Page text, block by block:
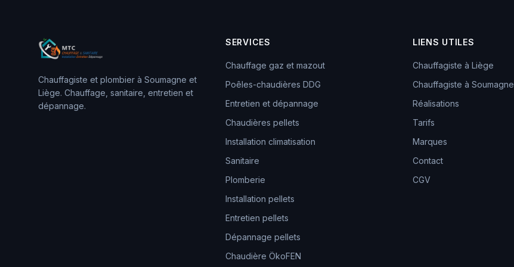
Chauffagiste et plombier à Soumagne et
Liège. Chauffage, sanitaire, entretien et
dépannage.
SERVICES
Chauffage gaz et mazout
Poêles-chaudières DDG
Entretien et dépannage
Chaudières pellets
Installation climatisation
Sanitaire
Plomberie
Installation pellets
Entretien pellets
Dépannage pellets
Chaudière ÖkoFEN
LIENS UTILES
Chauffagiste à Liège
Chauffagiste à Soumagne
Réalisations
Tarifs
Marques
Contact
CGV